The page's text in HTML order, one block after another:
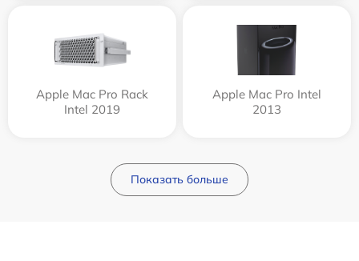
Apple Mac Pro Rack
Intel 2019
Apple Mac Pro Intel
2013
Показать больше